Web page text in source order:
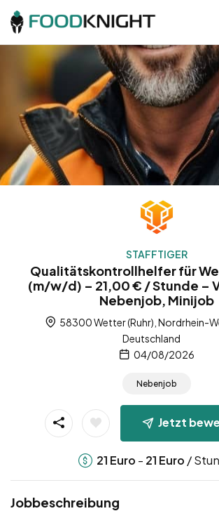
STAFFTIGER
Qualitätskontrollhelfer für
(m/w/d) – 21,00 € / Stunde –
Nebenjob, Minijob
58300 Wetter (Ruhr), Nordrhein-
Deutschland
04/08/2026
Nebenjob
Jetzt
21 Euro - 21 Euro /
Jobbeschreibung